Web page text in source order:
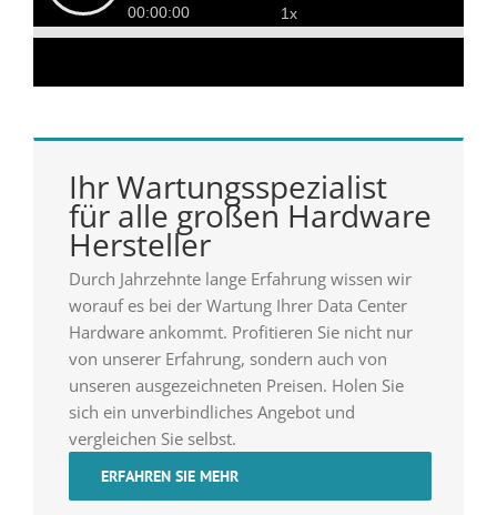
Ihr Wartungsspezialist
für alle großen Hardware
Hersteller
Durch Jahrzehnte lange Erfahrung wissen wir
worauf es bei der Wartung Ihrer Data Center
Hardware ankommt. Profitieren Sie nicht nur
von unserer Erfahrung, sondern auch von
unseren ausgezeichneten Preisen. Holen Sie
sich ein unverbindliches Angebot und
vergleichen Sie selbst.
ERFAHREN SIE MEHR